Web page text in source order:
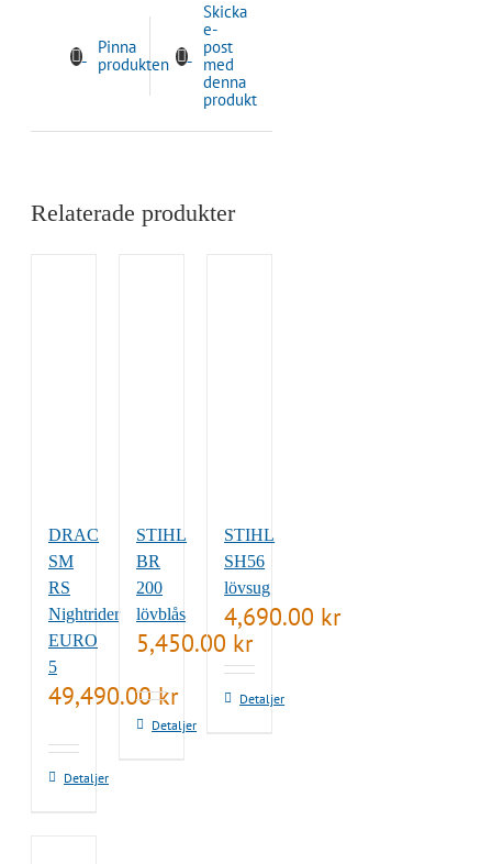
Pinna
produkten
Skicka
e-
post
med
denna
produkt
Relaterade produkter
DRAC
SM
RS
Nightrider
EURO
5
49,490.00kr
Detaljer
STIHL
BR
200
lövblås
5,450.00 kr
Detaljer
STIHL
SH56
lövsug
4,690.00 kr
Detaljer